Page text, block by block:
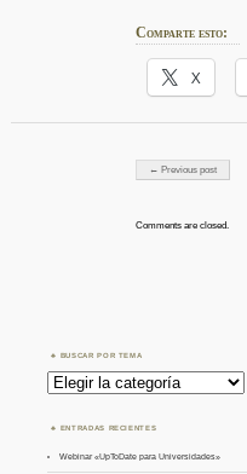
Comparte esto:
X
Post navigation
← Previous post
Comments are closed.
BUSCAR POR TEMA
Buscar
por
Tema
ENTRADAS RECIENTES
Webinar «UpToDate para Universidades»